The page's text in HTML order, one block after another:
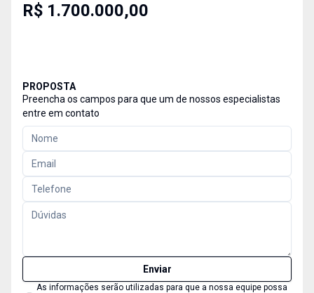
R$ 1.700.000,00
PROPOSTA
Preencha os campos para que um de nossos especialistas
entre em contato
Enviar
As informações serão utilizadas para que a nossa equipe possa